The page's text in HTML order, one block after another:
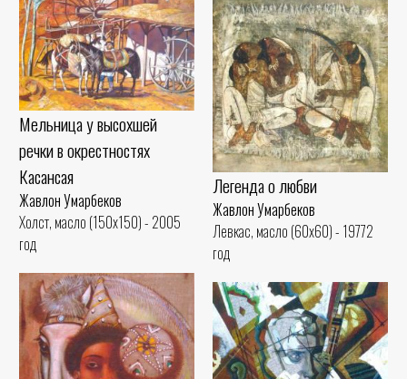
Мельница у высохшей
речки в окрестностях
Касансая
Жавлон Умарбеков
Холст, масло (150x150) - 2005
год
Легенда о любви
Жавлон Умарбеков
Левкас, масло (60x60) - 19772
год